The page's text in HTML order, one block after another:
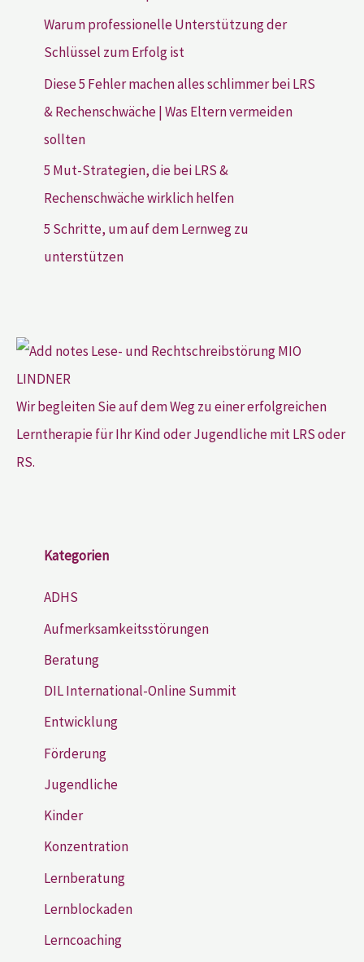
Warum professionelle Unterstützung der
Schlüssel zum Erfolg ist
Diese 5 Fehler machen alles schlimmer bei LRS
& Rechenschwäche | Was Eltern vermeiden
sollten
5 Mut-Strategien, die bei LRS &
Rechenschwäche wirklich helfen
5 Schritte, um auf dem Lernweg zu
unterstützen
Wir begleiten Sie auf dem Weg zu einer erfolgreichen
Lerntherapie für Ihr Kind oder Jugendliche mit LRS oder
RS.
Kategorien
ADHS
Aufmerksamkeitsstörungen
Beratung
DIL International-Online Summit
Entwicklung
Förderung
Jugendliche
Kinder
Konzentration
Lernberatung
Lernblockaden
Lerncoaching